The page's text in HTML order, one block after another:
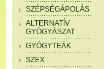
SZÉPSÉGÁPOLÁS
ALTERNATÍV
GYÓGYÁSZAT
GYÓGYTEÁK
SZEX